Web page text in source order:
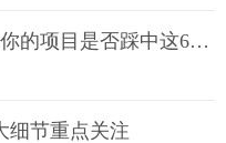
三维动画制作常见问题清单：你的项目是否踩中这6大技术雷区？
细节重点关注